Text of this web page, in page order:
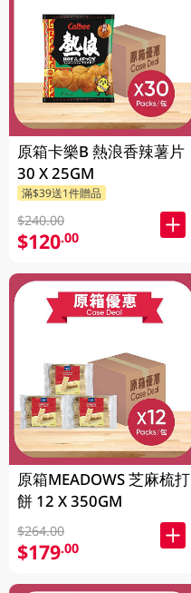
原箱卡樂B 熱浪香辣薯片
30 X 25GM
滿$39送1件贈品
$240.00
$120.00
原箱MEADOWS 芝麻梳打
餅 12 X 350GM
$264.00
$179.00